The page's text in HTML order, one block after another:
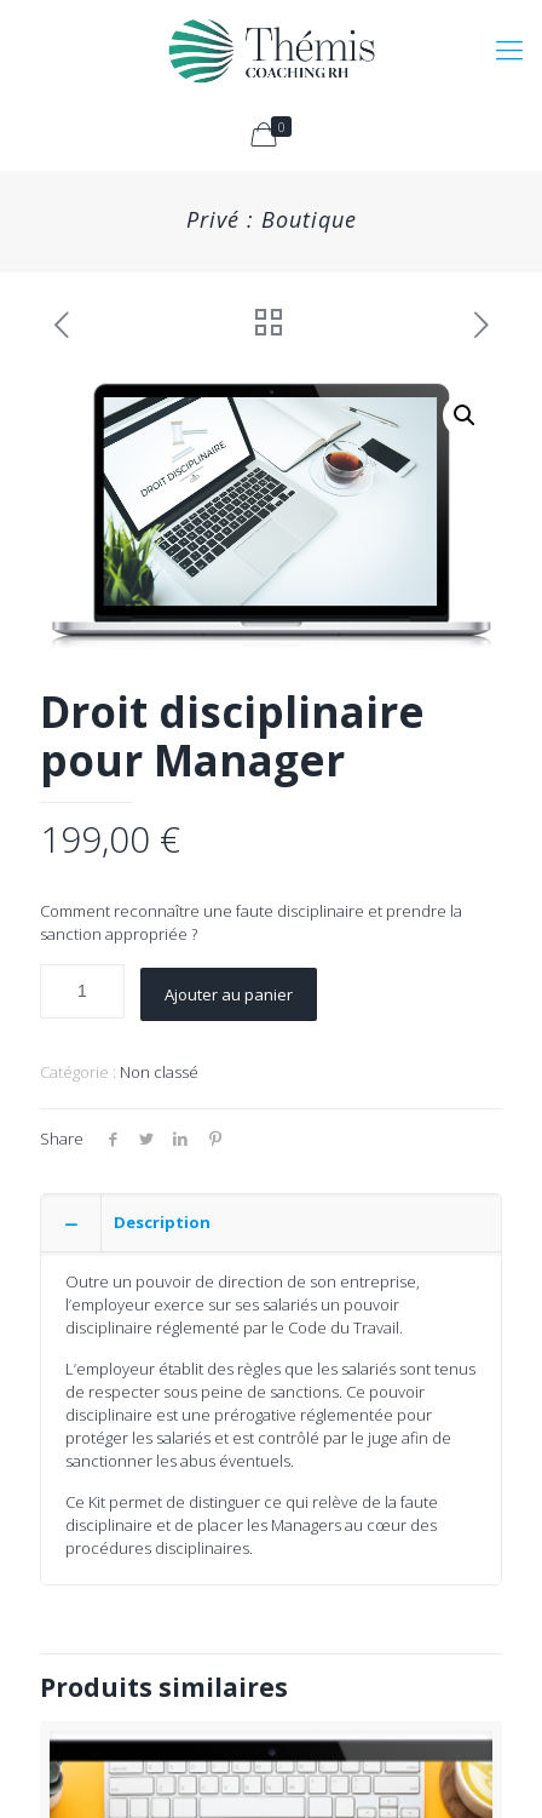
0
Privé : Boutique
Droit disciplinaire
pour Manager
199,00 €
Comment reconnaître une faute disciplinaire et prendre la
sanction appropriée ?
Ajouter au panier
Catégorie : Non classé
Share
Description
Outre un pouvoir de direction de son entreprise,
l’employeur exerce sur ses salariés un pouvoir
disciplinaire réglementé par le Code du Travail.
L’employeur établit des règles que les salariés sont tenus
de respecter sous peine de sanctions. Ce pouvoir
disciplinaire est une prérogative réglementée pour
protéger les salariés et est contrôlé par le juge afin de
sanctionner les abus éventuels.
Ce Kit permet de distinguer ce qui relève de la faute
disciplinaire et de placer les Managers au cœur des
procédures disciplinaires.
Produits similaires